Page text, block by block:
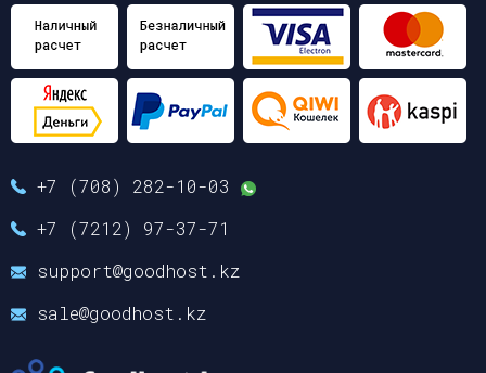
+7 (708) 282-10-03
+7 (7212) 97-37-71
support@goodhost.kz
sale@goodhost.kz